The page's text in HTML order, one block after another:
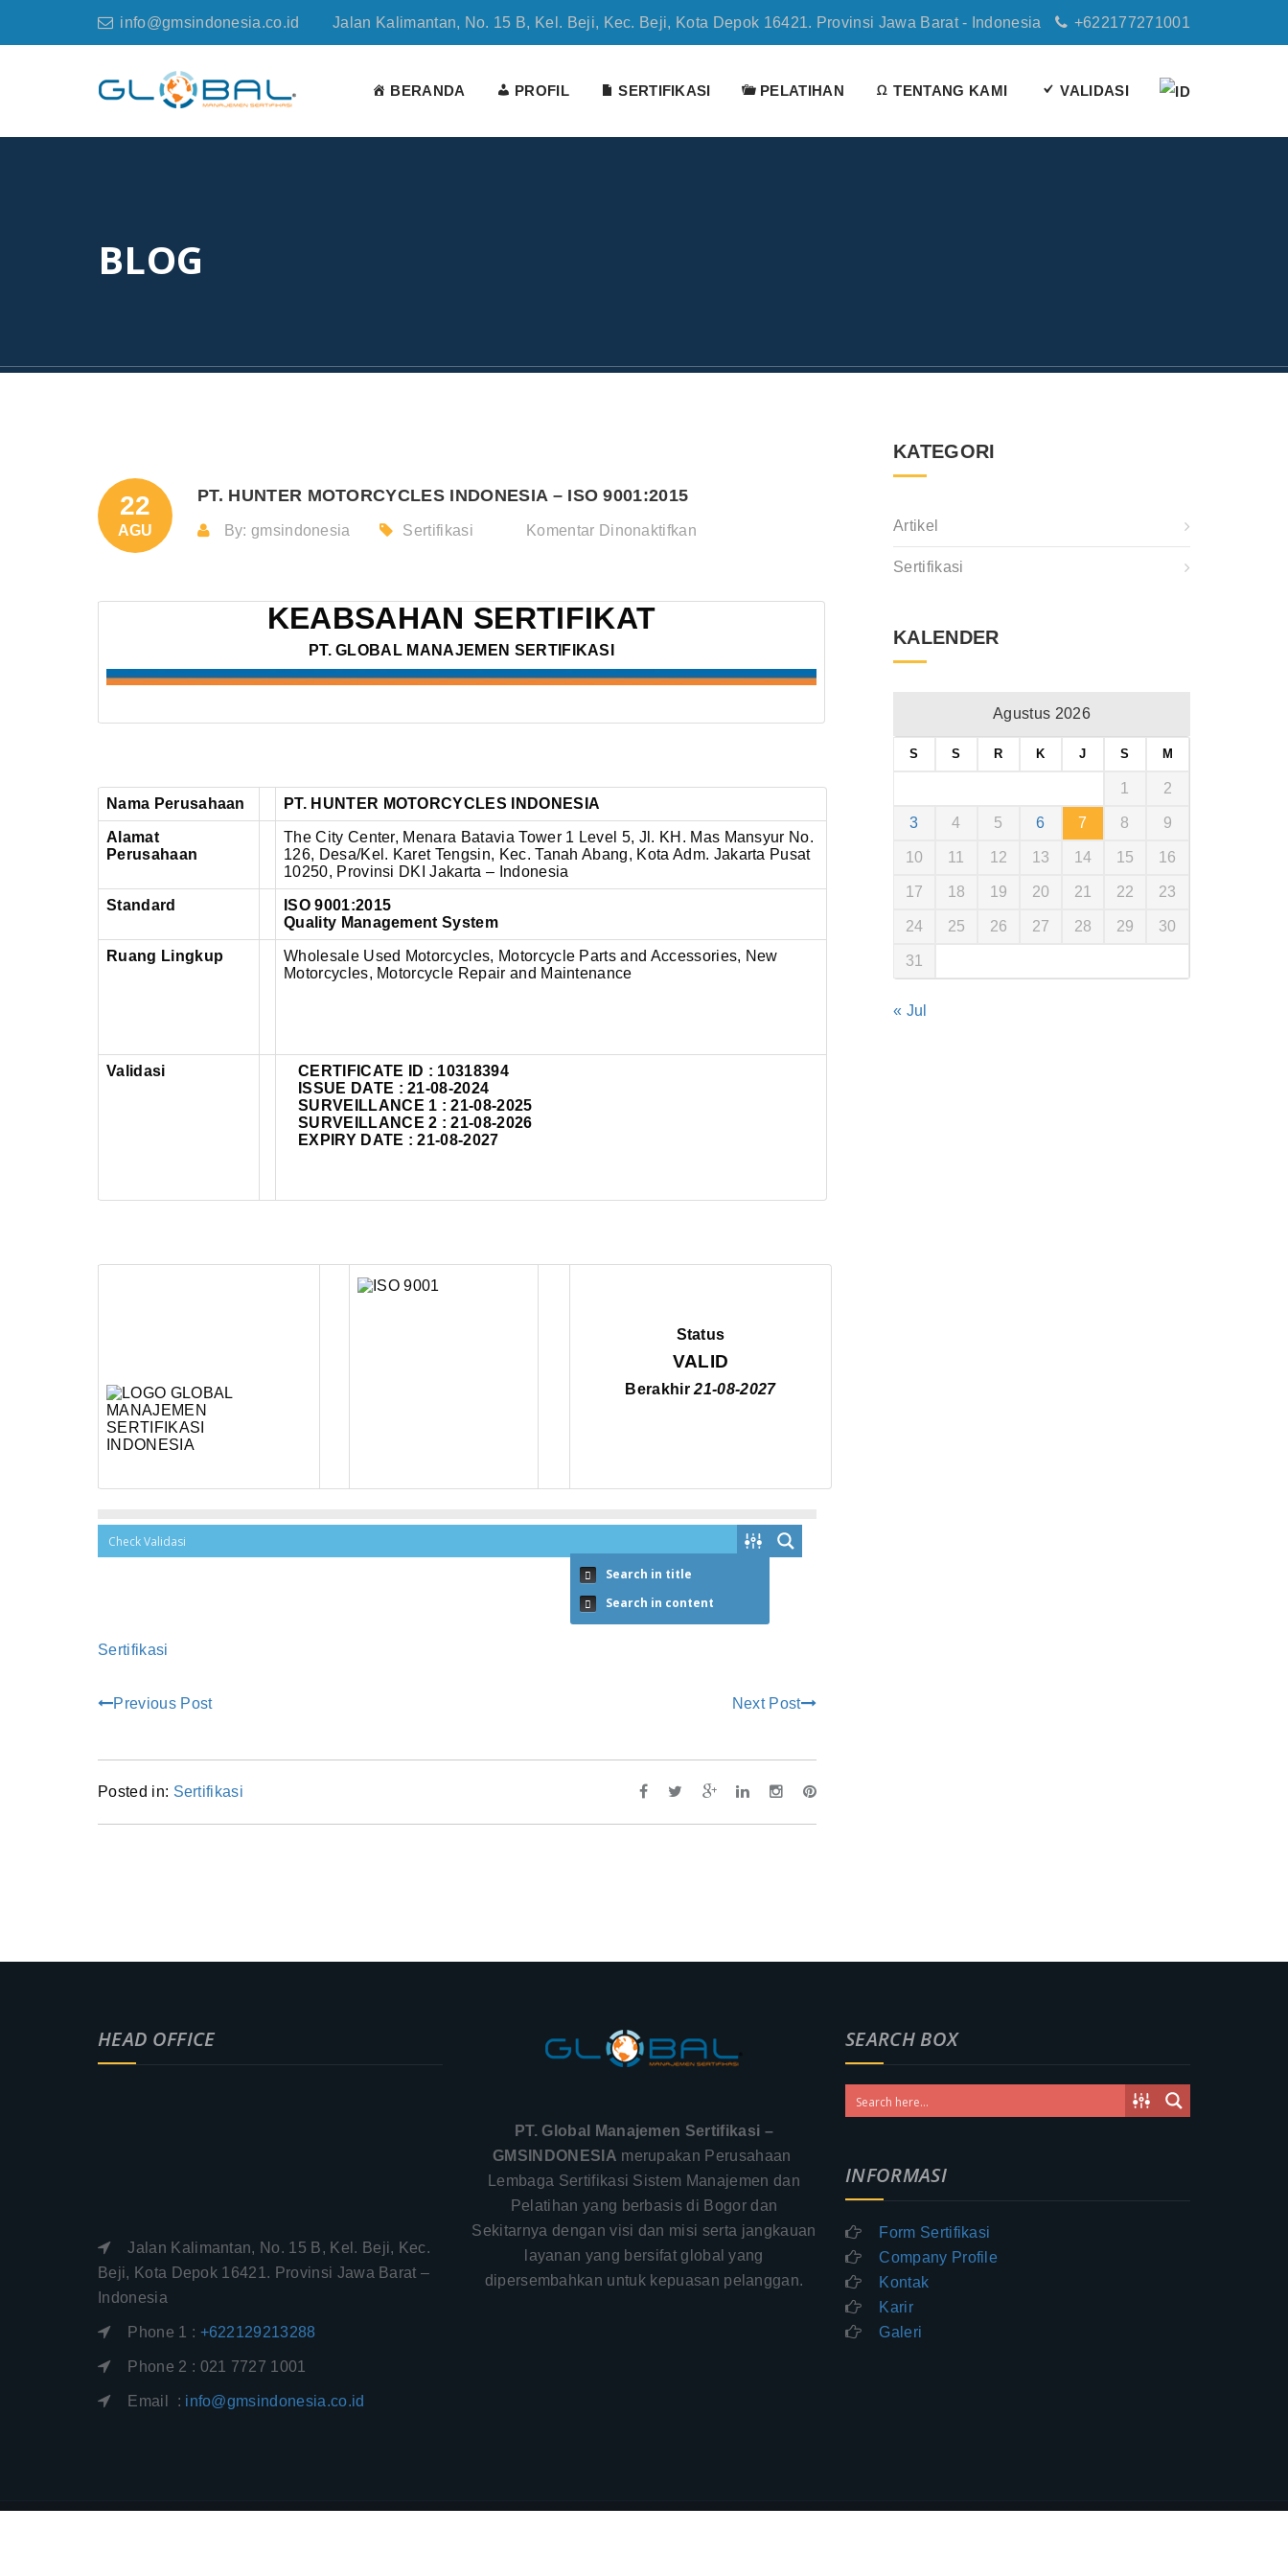
info@gmsindonesia.co.id Jalan Kalimantan, No. 15 B, Kel. Beji, Kec. Beji, Kota Depok 16421. Provinsi Jawa Barat - Indonesia +622177271001
BERANDA PROFIL SERTIFIKASI PELATIHAN TENTANG KAMI VALIDASI
BLOG
22
AGU
PT. HUNTER MOTORCYCLES INDONESIA – ISO 9001:2015
By: gmsindonesia Sertifikasi Komentar Dinonaktifkan
MOTORCYCLES
ISO
KEABSAHAN SERTIFIKAT
PT. GLOBAL MANAJEMEN SERTIFIKASI
Nama Perusahaan PT. HUNTER MOTORCYCLES INDONESIA
Alamat
Perusahaan
The City Center, Menara Batavia Tower 1 Level 5, Jl. KH. Mas Mansyur No.
126, Desa/Kel. Karet Tengsin, Kec. Tanah Abang, Kota Adm. Jakarta Pusat
10250, Provinsi DKI Jakarta – Indonesia
Standard
ISO 9001:2015
Quality Management System
Ruang Lingkup
Wholesale Used Motorcycles, Motorcycle Parts and Accessories, New
Motorcycles, Motorcycle Repair and Maintenance
Validasi
CERTIFICATE ID : 10318394
ISSUE DATE : 21-08-2024
SURVEILLANCE 1 : 21-08-2025
SURVEILLANCE 2 : 21-08-2026
EXPIRY DATE : 21-08-2027
Status
VALID
Berakhir 21-08-2027
Sertifikasi
Previous Post Next Post
Posted in: Sertifikasi
KATEGORI
Artikel
Sertifikasi
KALENDER
Agustus 2026
S S R K J S M
1 2
3 4 5 6 7 8 9
10 11 12 13 14 15 16
17 18 19 20 21 22 23
24 25 26 27 28 29 30
31
« Jul
HEAD OFFICE
Jalan Kalimantan, No. 15 B, Kel. Beji, Kec.
Beji, Kota Depok 16421. Provinsi Jawa Barat –
Indonesia
Phone 1 : +622129213288
Phone 2 : 021 7727 1001
Email : info@gmsindonesia.co.id
PT. Global Manajemen Sertifikasi –
GMSINDONESIA merupakan Perusahaan
Lembaga Sertifikasi Sistem Manajemen dan
Pelatihan yang berbasis di Bogor dan
Sekitarnya dengan visi dan misi serta jangkauan
layanan yang bersifat global yang
dipersembahkan untuk kepuasan pelanggan.
SEARCH BOX
INFORMASI
Form Sertifikasi
Company Profile
Kontak
Karir
Galeri
Search in title
Search in content